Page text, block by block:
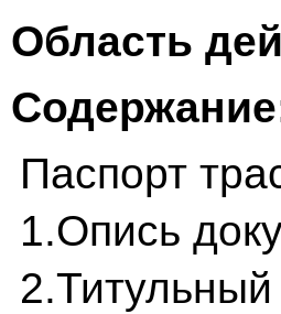
Область
Паспорт
1.Опись